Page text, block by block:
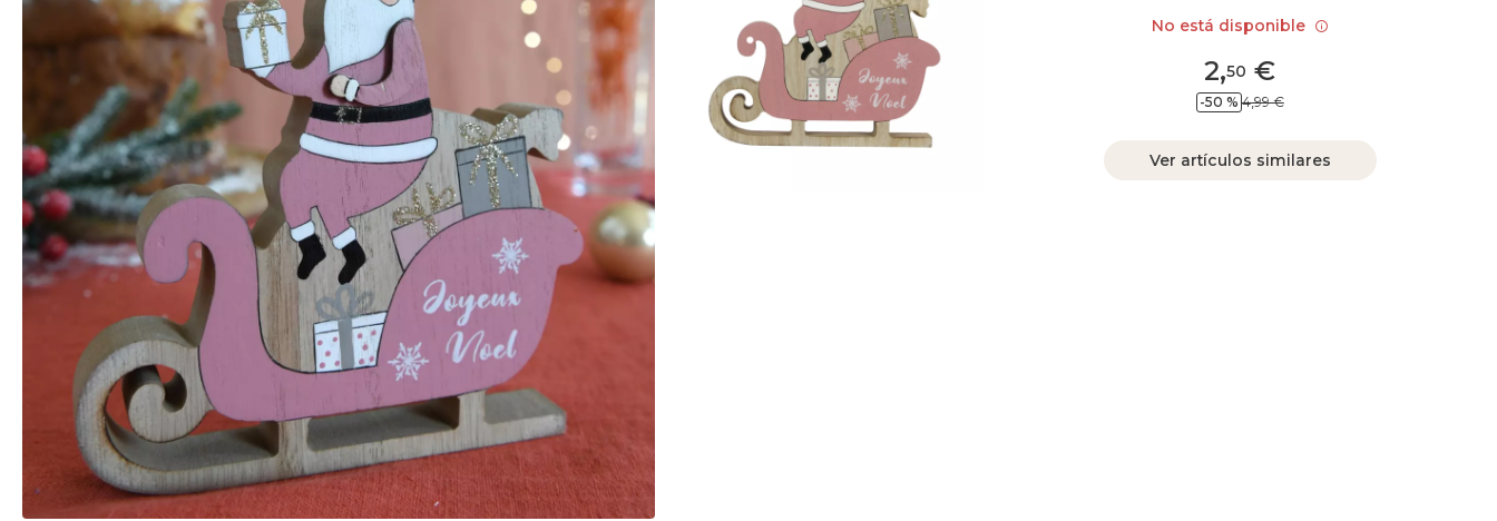
2,50 €
-50 % 4,99 €
Ver artículos similares